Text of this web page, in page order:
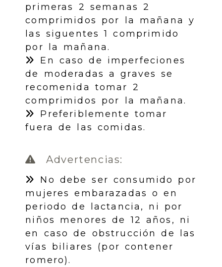
primeras 2 semanas 2
comprimidos por la mañana y
las siguentes 1 comprimido
por la mañana.
En caso de imperfeciones
de moderadas a graves se
recomenida tomar 2
comprimidos por la mañana.
Preferiblemente tomar
fuera de las comidas.
Advertencias:
No debe ser consumido por
mujeres embarazadas o en
periodo de lactancia, ni por
niños menores de 12 años, ni
en caso de obstrucción de las
vías biliares (por contener
romero).